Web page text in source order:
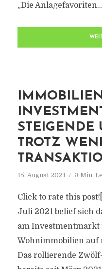
„Die Anlagefavoriten...
STEIGENDE
TROTZ
15. August 2021 3 Min.
Click to rate this
Juli 2021 belief sich
am Investmentmarkt
Wohnimmobilien auf
Das rollierende